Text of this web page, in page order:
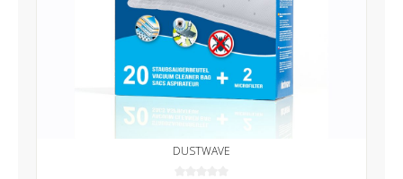
DUSTWAVE